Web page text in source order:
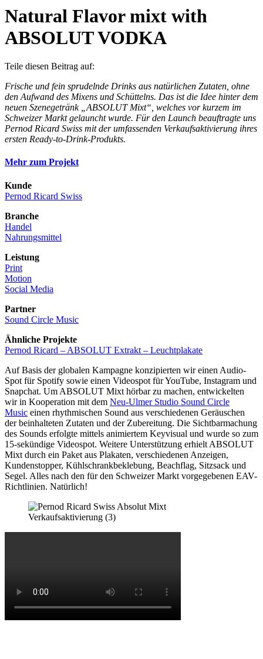
Natural Flavor mixt with
ABSOLUT VODKA
Teile diesen Beitrag auf:
Frische und fein sprudelnde Drinks aus natürlichen Zutaten, ohne
den Aufwand des Mixens und Schüttelns. Das ist die Idee hinter dem
neuen Szenegetränk „ABSOLUT Mixt“, welches vor kurzem im
Schweizer Markt gelauncht wurde. Für den Launch beauftragte uns
Pernod Ricard Swiss mit der umfassenden Verkaufsaktivierung ihres
ersten Ready-to-Drink-Produkts.
Mehr zum Projekt
Kunde
Pernod Ricard Swiss
Branche
Handel
Nahrungsmittel
Leistung
Print
Motion
Social Media
Partner
Sound Circle Music
Ähnliche Projekte
Pernod Ricard – ABSOLUT Extrakt – Leuchtplakate
Auf Basis der globalen Kampagne konzipierten wir einen Audio-
Spot für Spotify sowie einen Videospot für YouTube, Instagram und
Snapchat. Um ABSOLUT Mixt hörbar zu machen, entwickelten
wir in Kooperation mit dem Neu-Ulmer Studio Sound Circle
Music einen rhythmischen Sound aus verschiedenen Geräuschen
der beinhalteten Zutaten und der Zubereitung. Die Sichtbarmachung
des Sounds erfolgte mittels animiertem Keyvisual und wurde so zum
15-sekündige Videospot. Weitere Unterstützung erhielt ABSOLUT
Mixt durch ein Paket aus Plakaten, verschiedenen Anzeigen,
Kundenstopper, Kühlschrankbeklebung, Beachflag, Sitzsack und
Segel. Alles nach den für den Schweizer Markt vorgegebenen EAV-
Richtlinien. Natürlich!